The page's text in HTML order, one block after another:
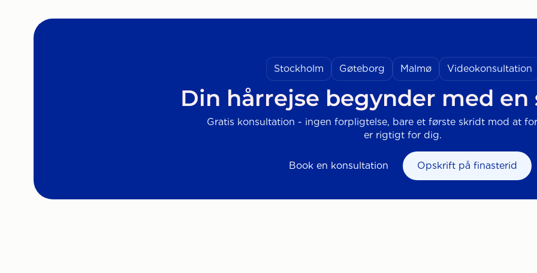
Stockholm Gøteborg Malmø Videokonsultation
Din hårrejse begynder med en
Gratis konsultation - ingen forpligtelse, bare et første skridt mod at
er rigtigt for dig.
Book en konsultation Opskrift på finasterid